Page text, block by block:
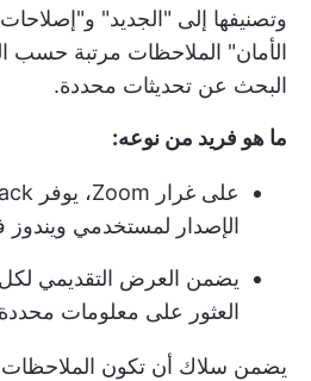
وتصنيفها إلى "الجديد"
الأمان" الملاحظات مرتبة حسب
البحث عن تحديثات محددة.
ما هو فريد من نوعه:
الإصدار لمستخدمي
يضمن العرض التقديمي
العثور على معلومات
يضمن سلاك أن تكون